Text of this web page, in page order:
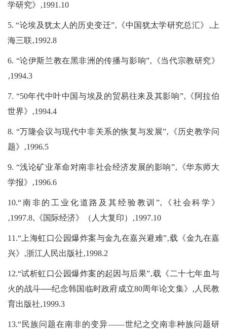
学研究》‚1991.10
5. “论埃及犹太人的历史变迁”‚《中国犹太学研究总汇》‚上
海三联‚1992.8
6. “论伊斯兰教在黑非洲的传播与影响”‚《当代宗教研究》
‚1994.3
7. “50年代中叶中国与埃及的贸易往来及其影响”‚《阿拉伯
世界》‚1994.4
8. “万隆会议与现代中非关系的恢复与发展”‚《历史教学问
题》‚1996.5
9. “浅论矿业革命对南非社会经济发展的影响”‚《华东师大
学报》‚1996.6
10.“南非的工业化道路及其经验教训”‚《社会科学》
‚1997.8‚《国际经济》（人大复印）‚1997.10
11.“上海虹口公园爆炸案与金九在嘉兴避难”‚载《金九在嘉
兴》‚浙江人民出版社‚1998.2
12.“试析虹口公园爆炸案的起因与后果”‚载《二十七年血与
火的战斗──纪念韩国临时政府成立80周年论文集》‚人民教
育出版社‚1999.3
13.“民族问题在南非的变异――世纪之交南非种族问题研